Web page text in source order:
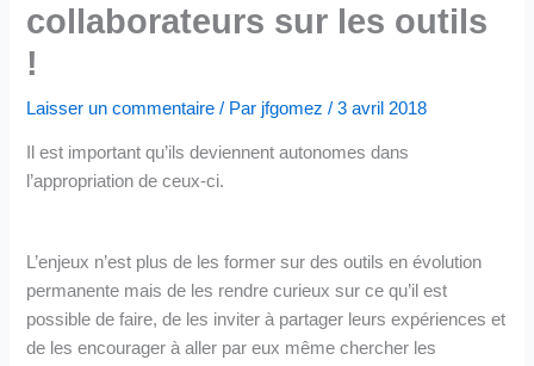
collaborateurs sur les outils
!
Laisser un commentaire / Par jfgomez/3 avril 2018
Il est important qu’ils deviennent autonomes dans
l’appropriation de ceux-ci.
L’enjeux n’est plusde les former sur des outils en évolution
permanente mais de les rendre curieux sur ce qu’il est
possible de faire, de les inviter à partager leurs expériences et
de les encourager à aller par eux même chercher les